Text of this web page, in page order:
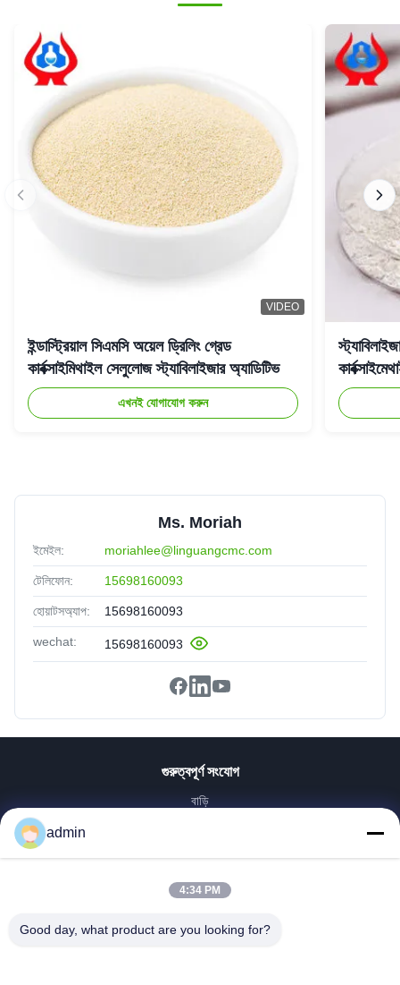
VIDEO
ইন্ডাস্ট্রিয়াল সিএমসি অয়েল ড্রিলিং গ্রেড
কার্বক্সাইমিথাইল সেলুলোজ স্ট্যাবিলাইজার অ্যাডিটিভ
এখনই যোগাযোগ করুন
Ms. Moriah
ইমেইল: moriahlee@linguangcmc.com
টেলিফোন: 15698160093
হোয়াটসঅ্যাপ: 15698160093
wechat: 15698160093
গুরুত্বপূর্ণ সংযোগ
বাড়ি
কারখানা ভ্রমণ
মান নিয়ন্ত্রণ
admin
4:34 PM
Good day, what product are you looking for?